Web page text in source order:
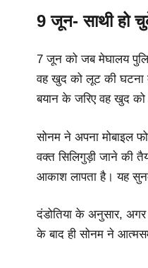
9 जून- साथी हो
7 जून को जब मेघालय
वह खुद को लूट की घटना
बयान के जरिए वह खुद को
सोनम ने अपना मोबाइल
वक्त सिलिगुड़ी जाने की
आकाश लापता है। यह
दंडोतिया के अनुसार, अगर
के बाद ही सोनम ने